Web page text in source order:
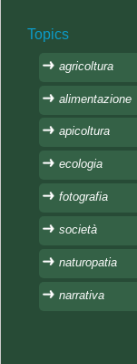
Topics
agricoltura
alimentazione
apicoltura
ecologia
fotografia
società
naturopatia
narrativa